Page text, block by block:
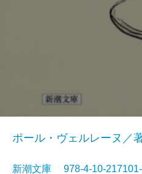
ポール・ヴェルレーヌ／
新潮文庫 978-4-10-